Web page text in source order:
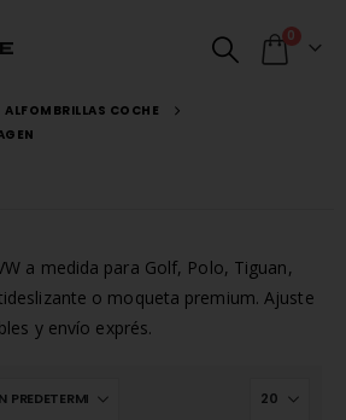
0
ALFOMBRILLAS COCHE
a medida para Golf, Polo, Tiguan,
o moqueta premium. Ajuste
y envío exprés.